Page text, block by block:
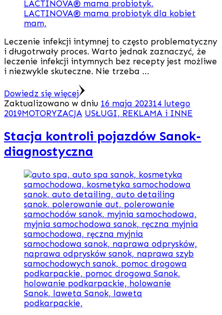
Leczenie infekcji intymnej to często problematyczny
i długotrwały proces. Warto jednak zaznaczyć, że
leczenie infekcji intymnych bez recepty jest możliwe
i niezwykle skuteczne. Nie trzeba …
Dowiedz się więcej
Zaktualizowano w dniu 16 maja 202314 lutego
2019MOTORYZACJA USŁUGI, REKLAMA i INNE
Stacja kontroli pojazdów Sanok-
diagnostyczna